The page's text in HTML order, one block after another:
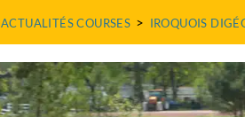
ACTUALITÉS COURSES > IROQUOIS